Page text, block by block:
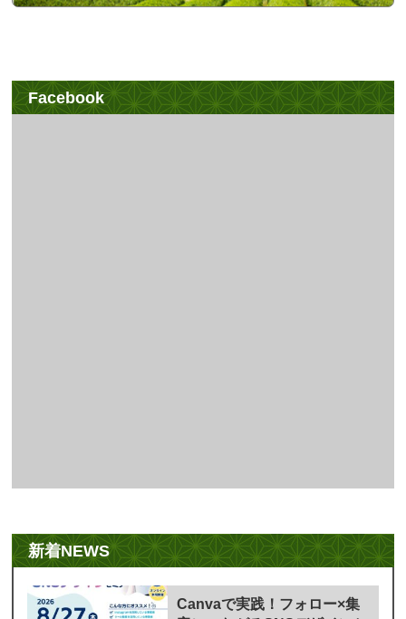
Facebook
新着NEWS
Canvaで実践！フォロー×集